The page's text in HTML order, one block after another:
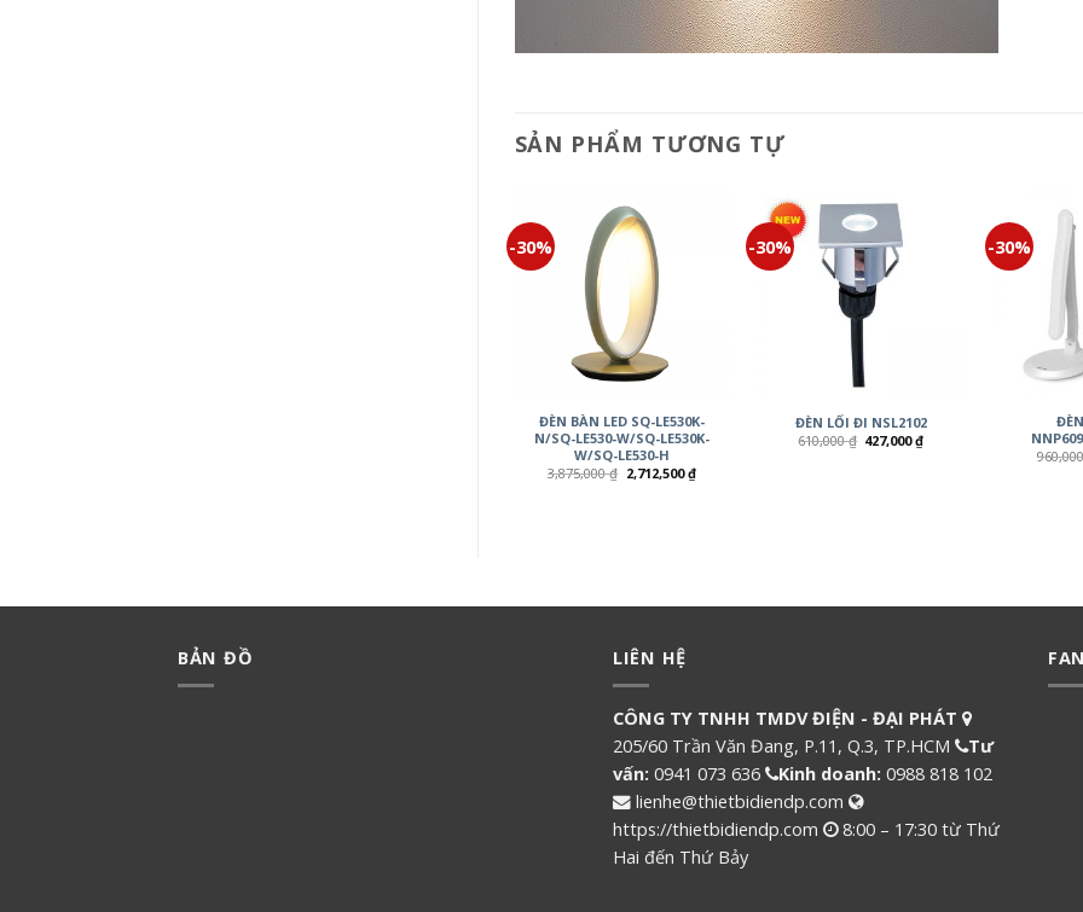
SẢN PHẨM TƯƠNG TỰ
-30%
ĐÈN BÀN LED SQ-LE530K-
N/SQ-LE530-W/SQ-LE530K-
W/SQ-LE530-H
3,875,000₫ 2,712,500₫
-30%
ĐÈN LỐI ĐI NSL2102
610,000₫ 427,000₫
-30%
BẢN ĐỒ LIÊN HỆ
CÔNG TY TNHH TMDV ĐIỆN - ĐẠI PHÁT
205/60 Trần Văn Đang, P.11, Q.3, TP.HCM
Tư
vấn: 0941 073 636 Kinh doanh: 0988 818 102
lienhe@thietbidiendp.com
https://thietbidiendp.com
8:00 – 17:30 từ Thứ
Hai đến Thứ Bảy